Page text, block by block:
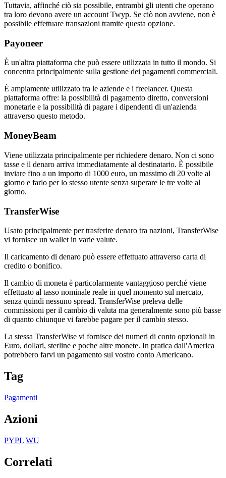
Tuttavia, affinché ciò sia possibile, entrambi gli utenti che operano
tra loro devono avere un account Twyp. Se ciò non avviene, non è
possibile effettuare transazioni tramite questa opzione.
Payoneer
È un'altra piattaforma che può essere utilizzata in tutto il mondo. Si
concentra principalmente sulla gestione dei pagamenti commerciali.
È ampiamente utilizzato tra le aziende e i freelancer. Questa
piattaforma offre: la possibilità di pagamento diretto, conversioni
monetarie e la possibilità di pagare i dipendenti di un'azienda
attraverso questo metodo.
MoneyBeam
Viene utilizzata principalmente per richiedere denaro. Non ci sono
tasse e il denaro arriva immediatamente al destinatario. È possibile
inviare fino a un importo di 1000 euro, un massimo di 20 volte al
giorno e farlo per lo stesso utente senza superare le tre volte al
giorno.
TransferWise
Usato principalmente per trasferire denaro tra nazioni, TransferWise
vi fornisce un wallet in varie valute.
Il caricamento di denaro può essere effettuato attraverso carta di
credito o bonifico.
Il cambio di moneta è particolarmente vantaggioso perché viene
effettuato al tasso nominale reale in quel momento sul mercato,
senza quindi nessuno spread. TransferWise preleva delle
commissioni per il cambio di valuta ma generalmente sono più basse
di quanto chiunque vi farebbe pagare per il cambio stesso.
La stessa TransferWise vi fornisce dei numeri di conto opzionali in
Euro, dollari, sterline e poche altre monete. In pratica dall'America
potrebbero farvi un pagamento sul vostro conto Americano.
Tag
Pagamenti
Azioni
PYPL WU
Correlati